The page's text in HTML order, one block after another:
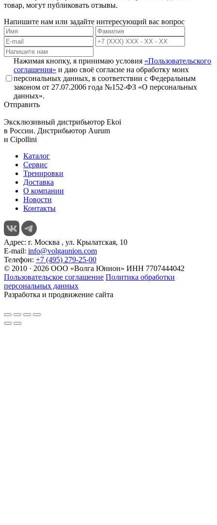
товар, могут публиковать отзывы.
Напишите нам или задайте интересующий вас вопрос
Нажимая кнопку, я принимаю условия «Пользовательского
соглашения» и даю своё согласие на обработку моих
персональных данных, в соответствии с Федеральным
законом от 27.07.2006 года №152-ФЗ «О персональных
данных».
Отправить
Эксклюзивный дистрибьютор Ekoi
в России. Дистрибьютор Aurum
и Cipollini
Каталог
Сервис
Тренировки
Доставка
О компании
Новости
Контакты
Адрес: г. Москва , ул. Крылатская, 10
E-mail: info@volgaunion.com
Телефон: +7 (495) 279-25-00
© 2010 · 2026 ООО «Волга Юнион» ИНН 7707444042
Пользовательское соглашение Политика обработки
персональных данных
Разработка и продвижение сайта